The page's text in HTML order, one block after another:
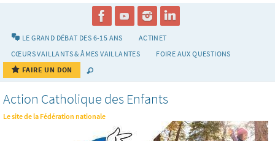
LE GRAND DÉBAT DES 6-15 ANS
ACTINET
CŒURS VAILLANTS & ÂMES VAILLANTES
FOIRE AUX QUESTIONS
FAIRE UN DON
Action Catholique des Enfants
Le site de la Fédération nationale